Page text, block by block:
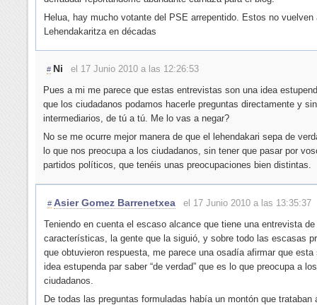
Helua, hay mucho votante del PSE arrepentido. Estos no vuelven
Lehendakaritza en décadas
# Ni
el 17 Junio 2010 a las 12:26:53
Pues a mi me parece que estas entrevistas son una idea
que los ciudadanos podamos hacerle preguntas directamente y sin
intermediarios, de tú a tú. Me lo vas a negar?
No se me ocurre mejor manera de que el lehendakari sepa de
lo que nos preocupa a los ciudadanos, sin tener que pasar por
partidos políticos, que tenéis unas preocupaciones bien distintas.
# Asier Gomez Barrenetxea
el 17 Junio 2010 a las 13:35:37
Teniendo en cuenta el escaso alcance que tiene una entrevista
características, la gente que la siguió, y sobre todo las escasas
que obtuvieron respuesta, me parece una osadía afirmar que esta
idea estupenda par saber “de verdad” que es lo que preocupa a los
ciudadanos.
De todas las preguntas formuladas había un montón que trataban